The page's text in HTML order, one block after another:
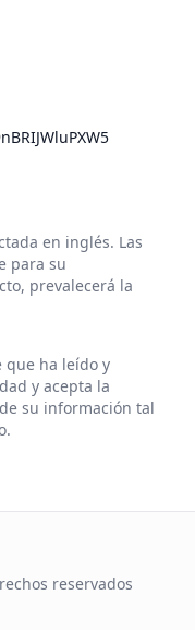
en inglés. Las
para su
prevalecerá la
que ha leído y
y acepta la
su información tal
reservados